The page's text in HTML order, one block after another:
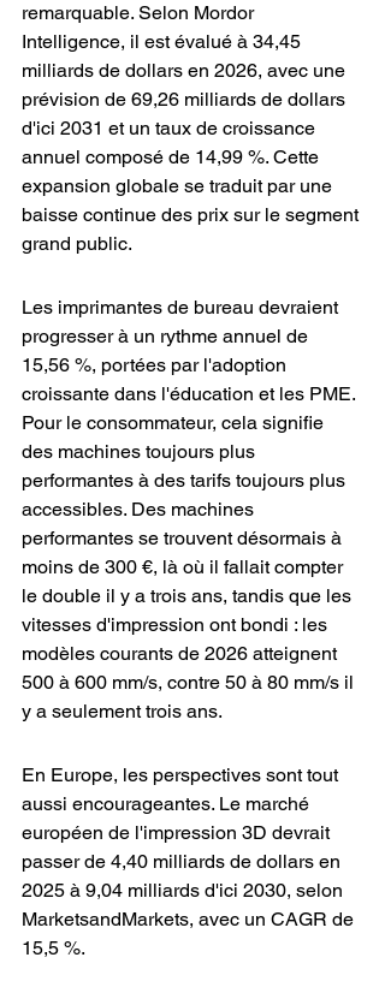
remarquable. Selon Mordor
Intelligence, il est évalué à 34,45
milliards de dollars en 2026, avec une
prévision de 69,26 milliards de dollars
d'ici 2031 et un taux de croissance
annuel composé de 14,99 %. Cette
expansion globale se traduit par une
baisse continue des prix sur le segment
grand public.
Les imprimantes de bureau devraient
progresser à un rythme annuel de
15,56 %, portées par l'adoption
croissante dans l'éducation et les PME.
Pour le consommateur, cela signifie
des machines toujours plus
performantes à des tarifs toujours plus
accessibles. Des machines
performantes se trouvent désormais à
moins de 300 €, là où il fallait compter
le double il y a trois ans, tandis que les
vitesses d'impression ont bondi : les
modèles courants de 2026 atteignent
500 à 600 mm/s, contre 50 à 80 mm/s il
y a seulement trois ans.
En Europe, les perspectives sont tout
aussi encourageantes. Le marché
européen de l'impression 3D devrait
passer de 4,40 milliards de dollars en
2025 à 9,04 milliards d'ici 2030, selon
MarketsandMarkets, avec un CAGR de
15,5 %.